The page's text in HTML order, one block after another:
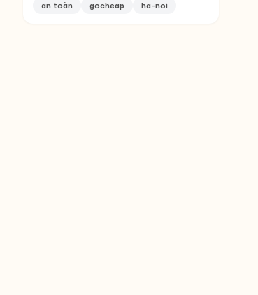
an toàn
gocheap ha-noi